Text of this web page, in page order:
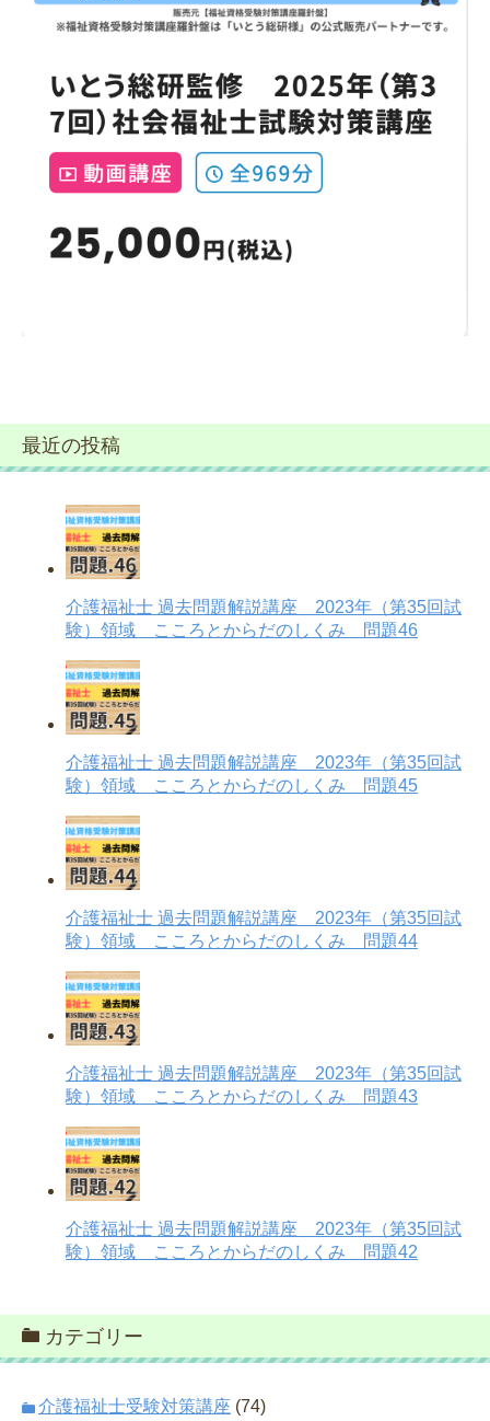
最近の投稿
介護福祉士 過去問題解説講座 2023年（第35回試
験）領域 こころとからだのしくみ 問題46
介護福祉士 過去問題解説講座 2023年（第35回試
験）領域 こころとからだのしくみ 問題45
介護福祉士 過去問題解説講座 2023年（第35回試
験）領域 こころとからだのしくみ 問題44
介護福祉士 過去問題解説講座 2023年（第35回試
験）領域 こころとからだのしくみ 問題43
介護福祉士 過去問題解説講座 2023年（第35回試
験）領域 こころとからだのしくみ 問題42
カテゴリー
介護福祉士受験対策講座 (74)